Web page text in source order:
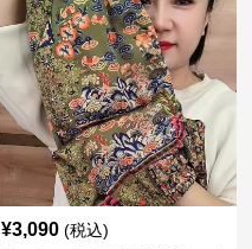
¥3,090 (税込)